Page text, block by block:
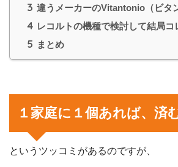
3 違うメーカーのVitantonio（ビタ
4 レコルトの機種で検討して結局コ
5 まとめ
１家庭に１個あれば、済
というツッコミがあるのですが、